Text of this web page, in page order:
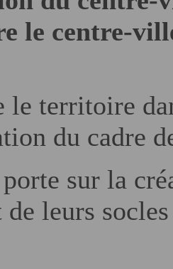
le centre-
le territoire
du cadre
sur la
leurs